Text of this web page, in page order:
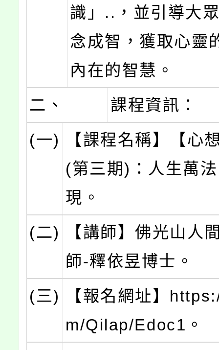
識」..，並引導大
念成智，獲取心靈
內在的智慧。
二、
課程資訊：
(一)
【課程名稱】【心
(第三期)：人生萬
現。
(二)
【講師】佛光山人
師-釋依昱博士。
(三)
【報名網址】
m/Qilap/Edoc1。